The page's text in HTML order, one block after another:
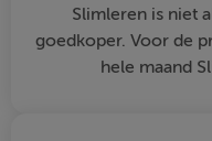
Slimleren is niet
goedkoper. Voor de
hele maand